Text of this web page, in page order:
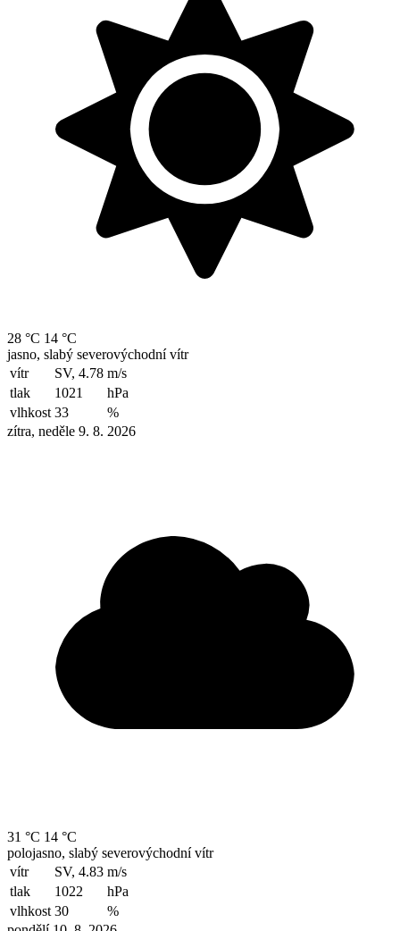
28 °C 14 °C
jasno, slabý severovýchodní vítr
vítr
SV, 4.78 m/s
tlak
1021
hPa
vlhkost 33
%
zítra, neděle 9. 8. 2026
31 °C 14 °C
polojasno, slabý severovýchodní vítr
vítr
SV, 4.83 m/s
tlak
1022
hPa
vlhkost 30
%